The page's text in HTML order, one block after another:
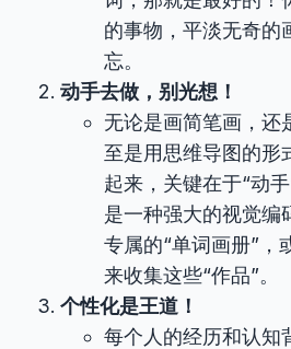
的事物，平淡无奇的
忘。
动手去做，别光想！
无论是画简笔画，还
至是用思维导图的形
起来，关键在于“动
是一种强大的视觉编
专属的“单词画册”，
来收集这些“作品”。
个性化是王道！
每个人的经历和认知